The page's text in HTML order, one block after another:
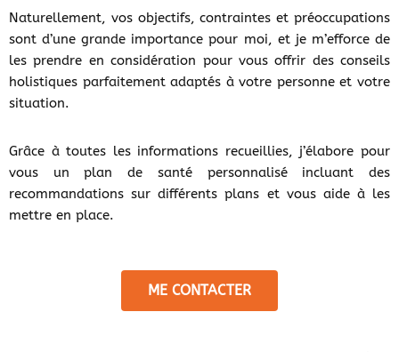
Naturellement, vos objectifs, contraintes et préoccupations
sont d’une grande importance pour moi, et je m’efforce de
les prendre en considération pour vous offrir des conseils
holistiques parfaitement adaptés à votre personne et votre
situation.
Grâce à toutes les informations recueillies, j’élabore pour
vous un plan de santé personnalisé incluant des
recommandations sur différents plans et vous aide à les
mettre en place.
ME CONTACTER